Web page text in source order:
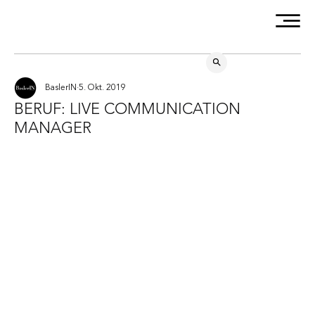
BERUF: LIVE COMMUNICATION
MANAGER
BaslerIN 5. Okt. 2019